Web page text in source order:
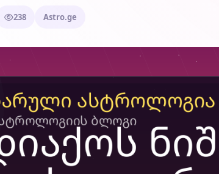
238 Astro.ge